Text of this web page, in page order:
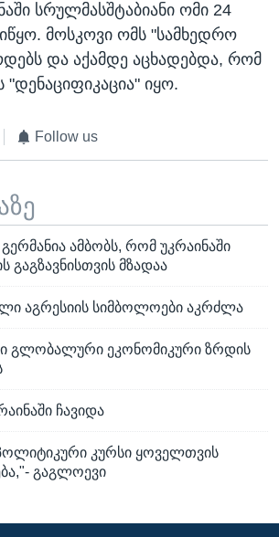
სრულმასშტაბიანი ომი 24
მოსკოვი ომს "სამხედრო
და აქამდე აცხადებდა, რომ
"დენაციფიკაცია" იყო.
Follow us
ამბობს, რომ უკრაინაში
გაგზავნისთვის მზადაა
აგრესიის სიმბოლოები აკრძლა
გლობალური ეკონომიკური ზრდის
ჩავიდა
კურსი ყოველთვის
გაგლოევი